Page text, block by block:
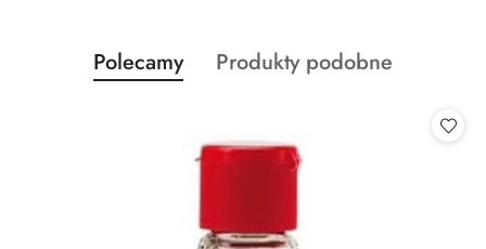
Pomiń karuzelę produktów
Produkty
o
Polecamy
Produkty
Produkty podobne